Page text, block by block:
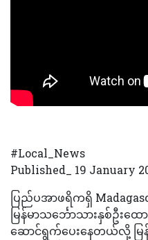
#Local_News
Published_ 19 January
ပြည်ပအာဖရိကရှိ
မြန်မာသင်္ဘောသားနှစ်ဦး
ဆောင်ရွက်ပေးနေတယ်လို့ မြ